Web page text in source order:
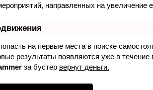
направленных на увеличение
на первые места в поиске
результаты появляются уже в
за бустер вернут деньги.